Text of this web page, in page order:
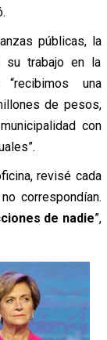
públicas, la
su trabajo en la
una
de pesos,
con
revisé cada
correspondían.
de nadie”,